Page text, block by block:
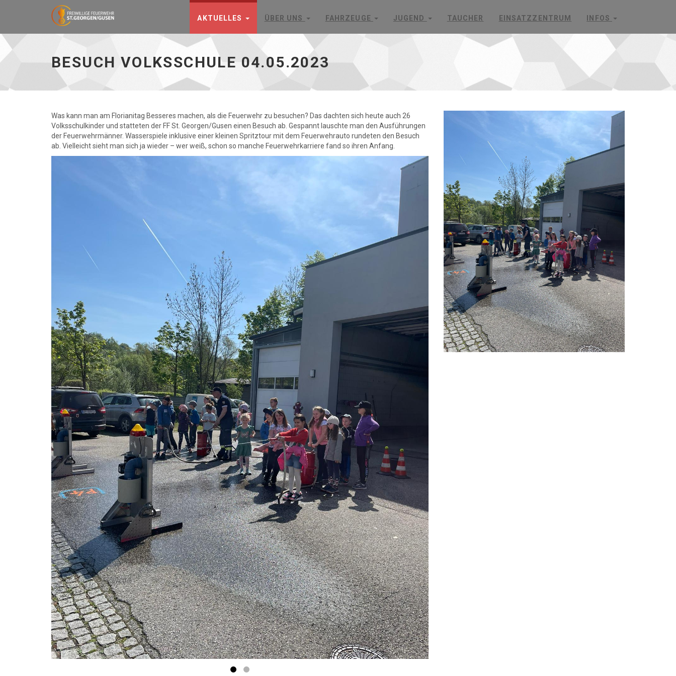
zur
Hauptseite
AKTUELLES ÜBER UNS FAHRZEUGE JUGEND TAUCHER EINSATZZENTRUM INFOS
BESUCH VOLKSSCHULE 04.05.2023
Was kann man am Florianitag Besseres machen, als die Feuerwehr zu besuchen? Das dachten sich heute auch 26
Volksschulkinder und statteten der FF St. Georgen/Gusen einen Besuch ab. Gespannt lauschte man den Ausführungen
der Feuerwehrmänner. Wasserspiele inklusive einer kleinen Spritztour mit dem Feuerwehrauto rundeten den Besuch
ab. Vielleicht sieht man sich ja wieder – wer weiß, schon so manche Feuerwehrkarriere fand so ihren Anfang.